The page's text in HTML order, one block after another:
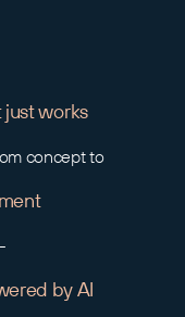
works
concept to
by AI